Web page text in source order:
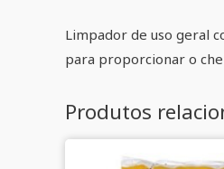
Limpador de uso geral
para proporcionar o
Produtos